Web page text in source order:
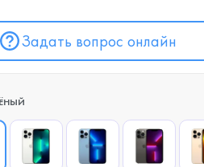
Задать вопрос онлайн